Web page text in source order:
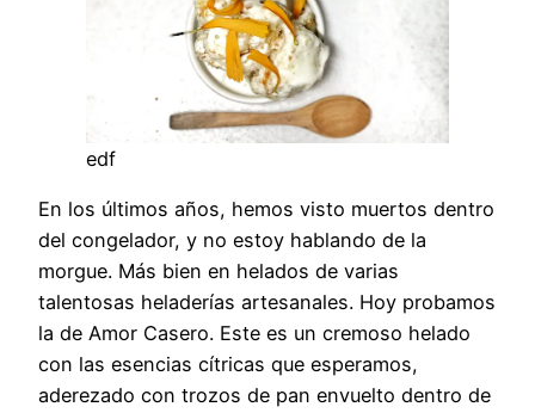
edf
En los últimos años, hemos visto muertos dentro
del congelador, y no estoy hablando de la
morgue. Más bien en helados de varias
talentosas heladerías artesanales. Hoy probamos
la de Amor Casero. Este es un cremoso helado
con las esencias cítricas que esperamos,
aderezado con trozos de pan envuelto dentro de